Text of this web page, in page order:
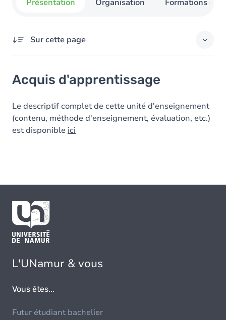
Présentation Organisation Formations
Sur cette page
Acquis d'apprentissage
Le descriptif complet de cette unité d'enseignement
(contenu, méthode d'enseignement, évaluation, etc.)
est disponible ici
L'UNamur & vous
Vous êtes...
Futur étudiant bachelier